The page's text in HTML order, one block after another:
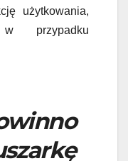
użytkowania,
przypadku